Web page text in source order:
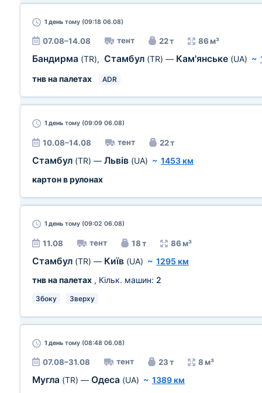
1 день тому (09:18 06.08)
07.08–14.08 тент 22 т 86 м³
Бандирма (TR), Стамбул (TR) — Кам'янське (UA) ~
тнв на палетах
ADR
1 день тому (09:09 06.08)
10.08–14.08 тент 22 т
Стамбул (TR) — Львів (UA) ~ 1453 км
картон в рулонах
1 день тому (09:02 06.08)
11.08 тент 18 т 86 м³
Стамбул (TR) — Київ (UA) ~ 1295 км
тнв на палетах , Кільк. машин: 2
Збоку Зверху
1 день тому (08:48 06.08)
07.08–31.08 тент 23 т 8 м³
Мугла (TR) — Одеса (UA) ~ 1389 км